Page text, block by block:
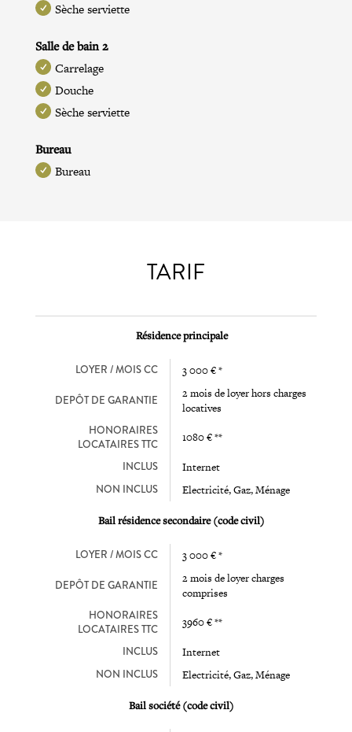
Sèche serviette
Salle de bain 2
Carrelage
Douche
Sèche serviette
Bureau
Bureau
TARIF
Résidence principale
LOYER / MOIS CC 3 000 € *
DEPÔT DE GARANTIE
2 mois de loyer hors charges
locatives
HONORAIRES
LOCATAIRES TTC
1080 € **
INCLUS Internet
NON INCLUS Electricité, Gaz, Ménage
Bail résidence secondaire (code civil)
LOYER / MOIS CC 3 000 € *
DEPÔT DE GARANTIE
2 mois de loyer charges
comprises
HONORAIRES
LOCATAIRES TTC
3960 € **
INCLUS Internet
NON INCLUS Electricité, Gaz, Ménage
Bail société (code civil)